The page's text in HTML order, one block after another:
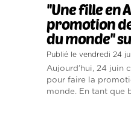
''Une fille en
promotion
du monde''
Publié le vendredi 24
Aujourd’hui, 24 juin
pour faire la
monde. En tant que